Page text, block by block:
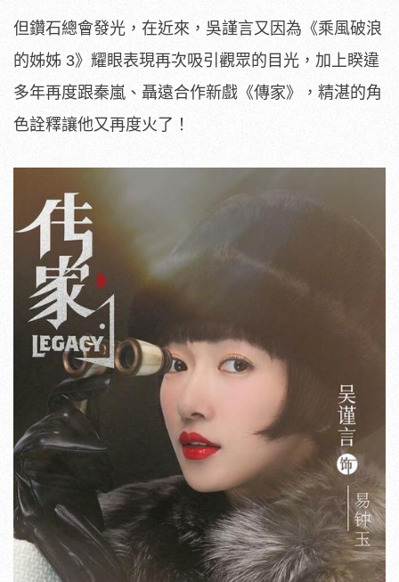
但鑽石總會發光，在近來，吳謹言又因為《乘風破浪
的姊姊 3》耀眼表現再次吸引觀眾的目光，加上睽違
多年再度跟秦嵐、聶遠合作新戲《傳家》，精湛的角
色詮釋讓他又再度火了！